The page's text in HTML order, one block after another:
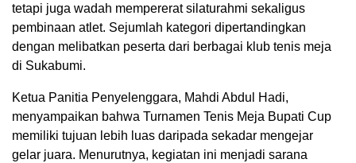
tetapi juga wadah mempererat silaturahmi sekaligus
pembinaan atlet. Sejumlah kategori dipertandingkan
dengan melibatkan peserta dari berbagai klub tenis meja
di Sukabumi.
Ketua Panitia Penyelenggara, Mahdi Abdul Hadi,
menyampaikan bahwa Turnamen Tenis Meja Bupati Cup
memiliki tujuan lebih luas daripada sekadar mengejar
gelar juara. Menurutnya, kegiatan ini menjadi sarana